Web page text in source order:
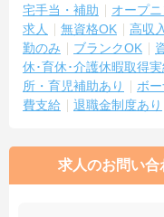
宅手当・補助
オープ
求人
無資格OK 高収入
勤のみ
ブランクOK
休･育休･介護休暇取得実
所・育児補助あり
ボ
費支給
退職金制度あり
求人のお問い合